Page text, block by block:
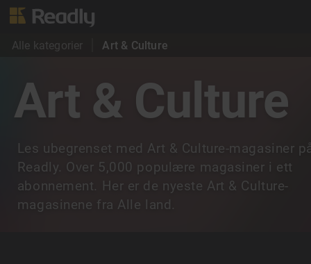
Alle kategorier Art & Culture
Art & Culture
Les ubegrenset med Art & Culture-magasiner
Readly. Over 5,000 populære magasiner i ett
abonnement. Her er de nyeste Art & Culture-
magasinene fra Alle land.